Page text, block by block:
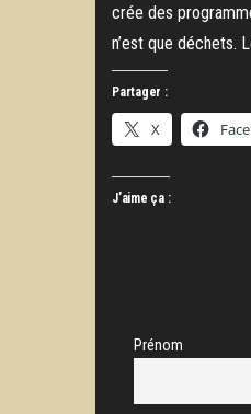
crée des
n’est que déchets.
Partager :
X
J’aime ça :
Prénom